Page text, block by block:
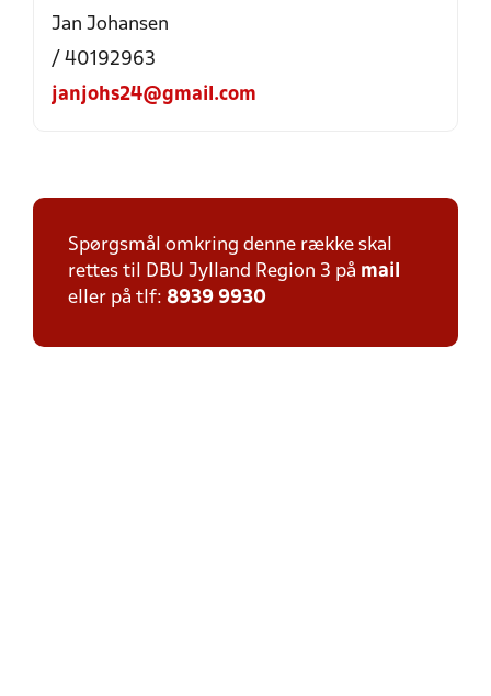
Jan Johansen
/ 40192963
janjohs24@gmail.com
Spørgsmål omkring denne række skal
rettes til DBU Jylland Region 3 på mail
eller på tlf: 8939 9930